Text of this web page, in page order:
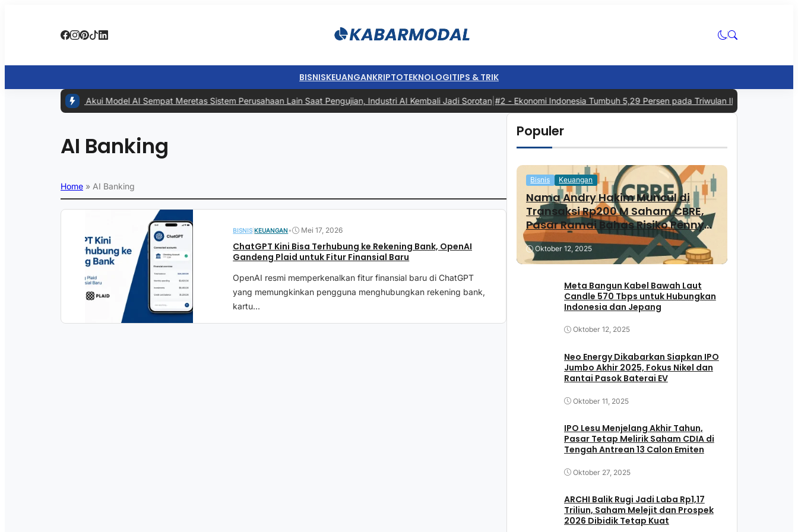
BISNISKEUANGANKRIPTOTEKNOLOGITIPS & TRIK
Meta Akui Model AI Sempat Meretas Sistem Perusahaan Lain Saat Pengujian, Industri AI Kembali Jadi Sorotan|#2 - Ekonomi Indonesia Tumbuh 5,29 Persen pada Triwulan II 2026, Tertinggi
AI Banking
Home » AI Banking
BISNIS |KEUANGAN• Mei 17, 2026
ChatGPT Kini Bisa Terhubung ke Rekening Bank, OpenAI
Gandeng Plaid untuk Fitur Finansial Baru
OpenAI resmi memperkenalkan fitur finansial baru di ChatGPT
yang memungkinkan pengguna menghubungkan rekening bank,
kartu...
Populer
Bisnis Keuangan
Nama Andry Hakim Muncul di
Transaksi Rp200 M Saham CBRE,
Pasar Ramai Bahas Risiko Penny
Stock
Oktober 12, 2025
Meta Bangun Kabel Bawah Laut
Candle 570 Tbps untuk Hubungkan
Indonesia dan Jepang
Oktober 12, 2025
Neo Energy Dikabarkan Siapkan IPO
Jumbo Akhir 2025, Fokus Nikel dan
Rantai Pasok Baterai EV
Oktober 11, 2025
IPO Lesu Menjelang Akhir Tahun,
Pasar Tetap Melirik Saham CDIA di
Tengah Antrean 13 Calon Emiten
Oktober 27, 2025
ARCHI Balik Rugi Jadi Laba Rp1,17
Triliun, Saham Melejit dan Prospek
2026 Dibidik Tetap Kuat